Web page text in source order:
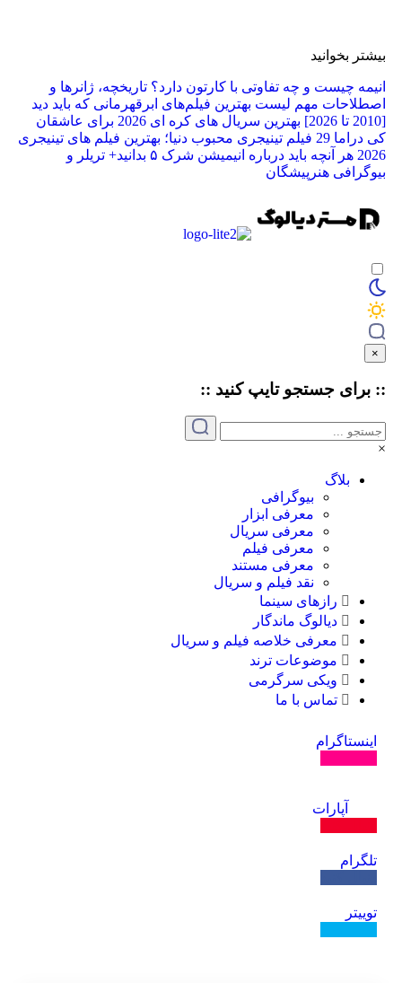
بخوانید
چیست و چه تفاوتی با کارتون دارد؟ تاریخچه، ژانرها و
مهم لیست بهترین فیلم‌های ابرقهرمانی که باید دید
بهترین سریال های کره ای 2026 برای عاشقان
29 فیلم تینیجری محبوب دنیا؛ بهترین فیلم‌ های تینیجری
هر آنچه باید درباره انیمیشن شرک ۵ بدانید+ تریلر و
هنرپیشگان
جستجوتایپ کنید ::
بلاگ
بیوگرافی
معرفی ابزار
معرفی سریال
معرفی فیلم
معرفی مستند
نقد فیلم و سریال
رازهای سینما
دیالوگ ماندگار
معرفی خلاصه فیلم و سریال
موضوعات ترند
ویکی سرگرمی
تماس با ما